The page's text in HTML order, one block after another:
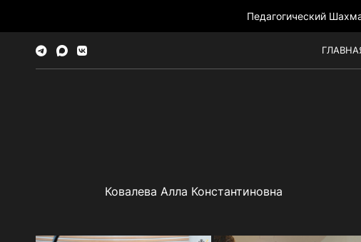
Ковалева Алла Константиновна
Педагогический